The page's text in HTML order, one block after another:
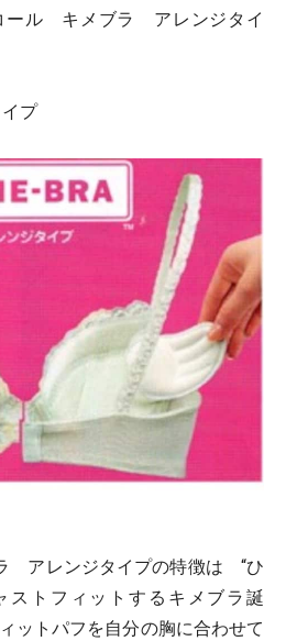
ール キメブラ アレンジタイ
プ
アレンジタイプの特徴は “ひ
ストフィットするキメブラ誕
ットパフを自分の胸に合わせて